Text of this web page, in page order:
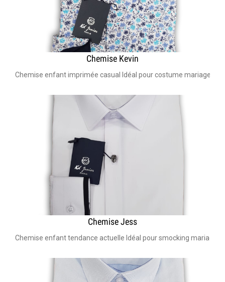
Chemise Kevin
Chemise enfant imprimée casual Idéal pour costume mariage
Chemise Jess
Chemise enfant tendance actuelle Idéal pour smocking mariage